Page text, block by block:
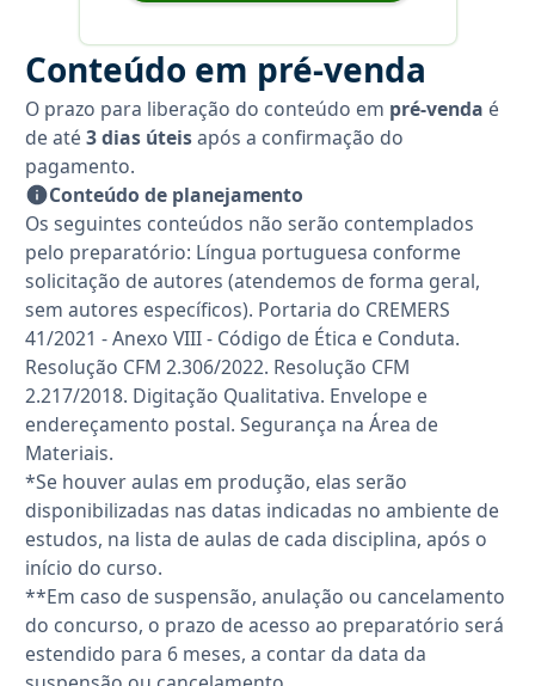
Conteúdo em pré-venda
O prazo para liberação do conteúdo em pré-venda é
de até 3 dias úteisapós a confirmação do
pagamento.
Conteúdo de planejamento
Os seguintes conteúdos não serão contemplados
pelo preparatório: Língua portuguesa conforme
solicitação de autores (atendemos de forma geral,
sem autores específicos). Portaria do CREMERS
41/2021 - Anexo VIII - Código de Ética e Conduta.
Resolução CFM 2.306/2022. Resolução CFM
2.217/2018. Digitação Qualitativa. Envelope e
endereçamento postal. Segurança na Área de
Materiais.
*Se houver aulas em produção, elas serão
disponibilizadas nas datas indicadas no ambiente de
estudos, na lista de aulas de cada disciplina, após o
início do curso.
**Em caso de suspensão, anulação ou cancelamento
do concurso, o prazo de acesso ao preparatório será
estendido para 6 meses, a contar da data da